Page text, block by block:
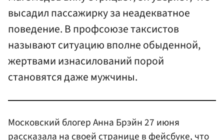
высадил пассажирку за неадекватное
поведение. В профсоюзе таксистов
называют ситуацию вполне обыденной,
жертвами изнасилований порой
становятся даже мужчины.
Московский блогер Анна Брэйн 27 июня
рассказала на своей странице в фейсбуке, что